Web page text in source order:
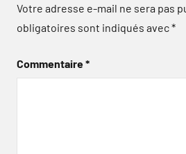
Votre adresse e-mail ne sera pas
obligatoires sont indiqués avec*
Commentaire*